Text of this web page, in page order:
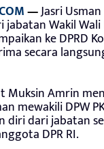
—Jasri
Wakil
ke DPRD
secara
Muksin Amrin
mewakili DPW
dari jabatan
DPR RI.